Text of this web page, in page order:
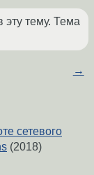
тему. Тема
→
сетевого
(2018)